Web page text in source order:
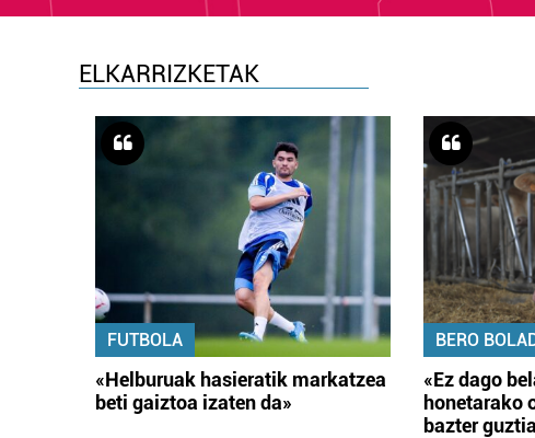
ELKARRIZKETAK
FUTBOLA
«Helburuak hasieratik markatzea
beti gaiztoa izaten da»
BERO
«Ez dago
honetarako
bazter